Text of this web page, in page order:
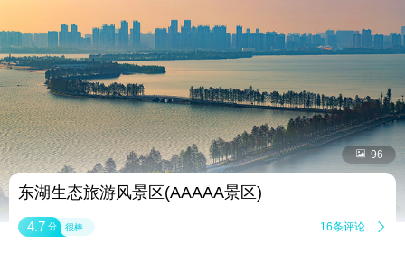
 96
东湖生态旅游风景区(AAAAA景区)
4.7 分 很棒 16条评论 